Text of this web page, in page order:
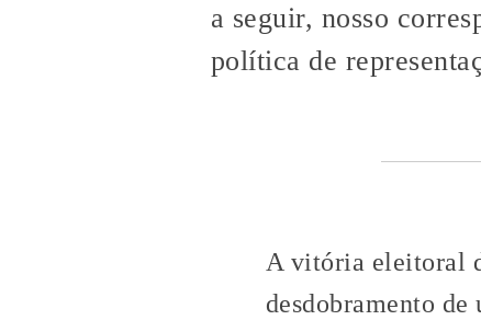
a seguir, nosso
política de
A vitória eleitoral
desdobramento de